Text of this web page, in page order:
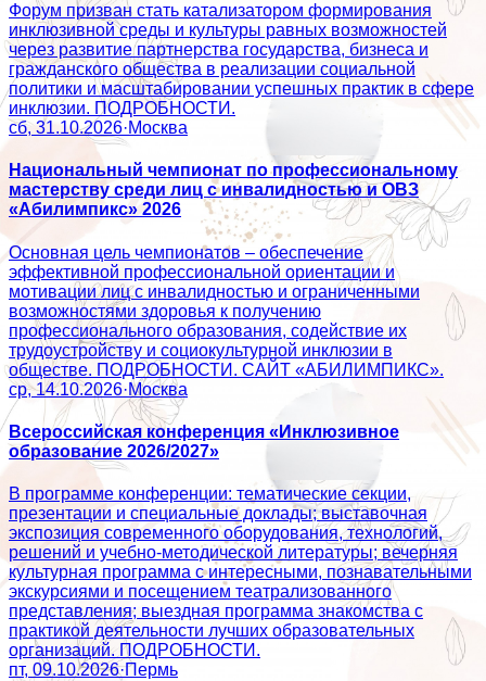
Форум призван стать катализатором формирования
инклюзивной среды и культуры равных возможностей
через развитие партнерства государства, бизнеса и
гражданского общества в реализации социальной
политики и масштабировании успешных практик в сфере
инклюзии. ПОДРОБНОСТИ.
сб, 31.10.2026·Москва
Национальный чемпионат по профессиональному
мастерству среди лиц с инвалидностью и ОВЗ
«Абилимпикс» 2026
Основная цель чемпионатов – обеспечение
эффективной профессиональной ориентации и
мотивации лиц с инвалидностью и ограниченными
возможностями здоровья к получению
профессионального образования, содействие их
трудоустройству и социокультурной инклюзии в
обществе. ПОДРОБНОСТИ. САЙТ «АБИЛИМПИКС».
ср, 14.10.2026·Москва
Всероссийская конференция «Инклюзивное
образование 2026/2027»
В программе конференции: тематические секции,
презентации и специальные доклады; выставочная
экспозиция современного оборудования, технологий,
решений и учебно-методической литературы; вечерняя
культурная программа с интересными, познавательными
экскурсиями и посещением театрализованного
представления; выездная программа знакомства с
практикой деятельности лучших образовательных
организаций. ПОДРОБНОСТИ.
пт, 09.10.2026·Пермь